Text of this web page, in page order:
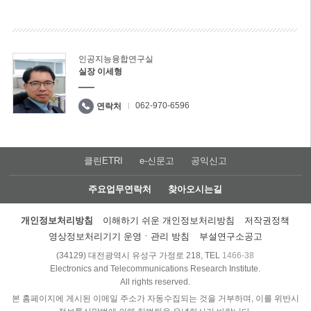
인공지능융합연구실
실장 이세형
연락처 062-970-6596
클린ETRI e-신문고 공익신고
주요업무연락처 찾아오시는길
개인정보처리방침 이해하기 쉬운 개인정보처리방침
저작권정책
영상정보처리기기 운영ㆍ관리 방침
부설연구소공고
(34129) 대전광역시 유성구 가정로 218, TEL 1466-38
Electronics and Telecommunications Research Institute.
All rights reserved.
본 홈페이지에 게시된 이메일 주소가 자동수집되는 것을 거부하며, 이를 위반시